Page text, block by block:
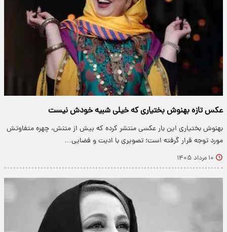
عکس تازه بهنوش بختیاری که خیلی شبیه خودش نیست
بهنوش بختیاری این بار عکسی منتشر کرده که بیش از متنش، چهره متفاوتش
مورد توجه قرار گرفته است؛ تصویری با ادیت و فضایی…
۱۰ مرداد ۱۴۰۵